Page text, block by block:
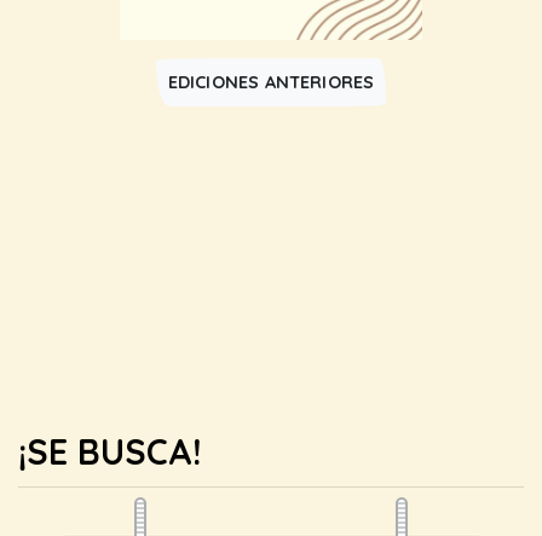
EDICIONES ANTERIORES
¡SE BUSCA!